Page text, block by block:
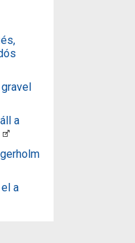
a
a